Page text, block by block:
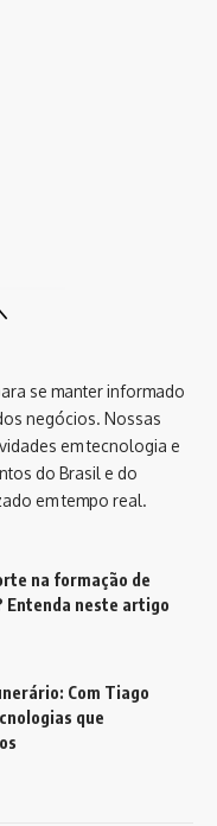
se manter informado
negócios. Nossas
em tecnologia e
do Brasil e do
em tempo real.
na formação de
Entenda neste artigo
Com Tiago
que